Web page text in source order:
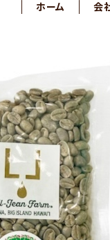
ホーム 会